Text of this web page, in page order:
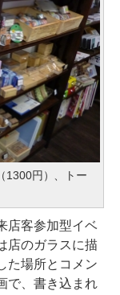
1300円）、トー
店客参加型イベ
店のガラスに描
た場所とコメン
で、書き込まれ